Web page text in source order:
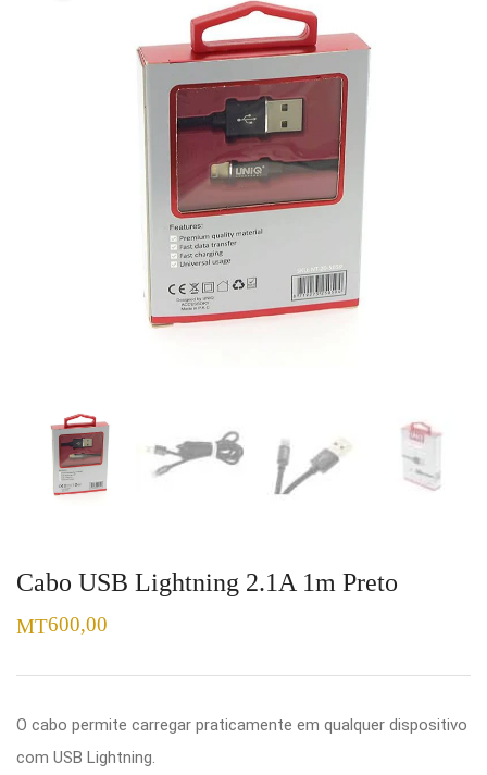
Cabo USB Lightning 2.1A 1m Preto
MT600,00
O cabo permite carregar praticamente em qualquer dispositivo
com USB Lightning.